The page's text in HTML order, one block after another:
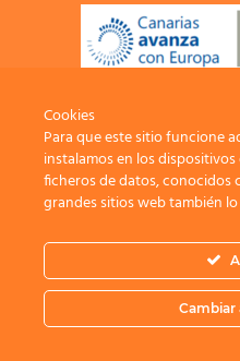
INFOISLA CANAL AGRARIO
Protección
Cookies
Para que este sitio funcione
instalamos en los
ficheros de datos, conocidos
grandes sitios web también
Cambiar